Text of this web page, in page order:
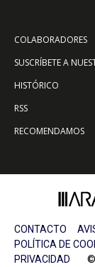
COLABORADORES
SUSCRÍBETE A
HISTÓRICO
RSS
RECOMENDAMOS
CONTACTO
POLÍTICA DE
PRIVACIDAD ©